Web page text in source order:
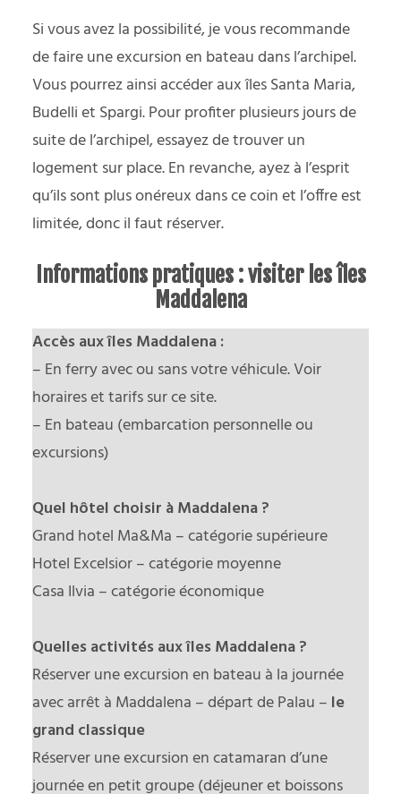
Si vous avez la possibilité, je vous recommande
de faire une excursion en bateau dans l’archipel.
Vous pourrez ainsi accéder aux îles Santa Maria,
Budelli et Spargi. Pour profiter plusieurs jours de
suite de l’archipel, essayez de trouver un
logement sur place. En revanche, ayez à l’esprit
qu’ils sont plus onéreux dans ce coin et l’offre est
limitée, donc il faut réserver.
Informations pratiques : visiter les îles
Maddalena
Accès aux îles Maddalena :
– En ferry avec ou sans votre véhicule.Voir
horaires et tarifs sur ce site.
– En bateau (embarcation personnelle ou
excursions)
Quel hôtel choisir à Maddalena ?
Grand hotel Ma&Ma – catégorie supérieure
Hotel Excelsior – catégorie moyenne
Casa Ilvia – catégorie économique
Quelles activités aux îles Maddalena?
Réserver une excursion en bateau à la journée
avec arrêt à Maddalena – départ de Palau – le
grand classique
Réserver une excursion en catamaran d’une
journée en petit groupe(déjeuner et boissons